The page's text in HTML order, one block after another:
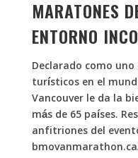
MARATONES
ENTORNO
Declarado como
turísticos en el
Vancouver le da la
más de 65 países.
anfitriones del